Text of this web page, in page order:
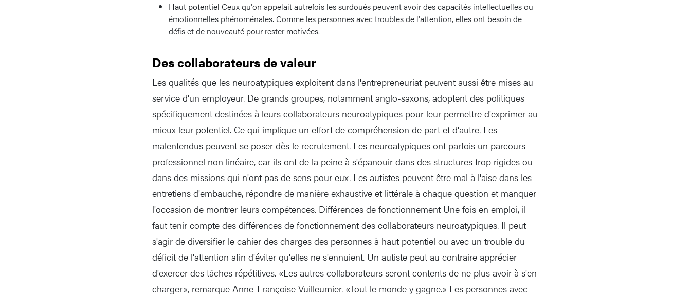
Haut potentiel Ceux qu'on appelait autrefois les surdoués peuvent avoir des capacités intellectuelles ou
émotionnelles phénoménales. Comme les personnes avec troubles de l'attention, elles ont besoin de
défis et de nouveauté pour rester motivées.
Des collaborateurs de valeur
Les qualités que les neuroatypiques exploitent dans l'entrepreneuriat peuvent aussi être mises au
service d'un employeur. De grands groupes, notamment anglo-saxons, adoptent des politiques
spécifiquement destinées à leurs collaborateurs neuroatypiques pour leur permettre d'exprimer au
mieux leur potentiel. Ce qui implique un effort de compréhension de part et d'autre. Les
malentendus peuvent se poser dès le recrutement. Les neuroatypiques ont parfois un parcours
professionnel non linéaire, car ils ont de la peine à s'épanouir dans des structures trop rigides ou
dans des missions qui n'ont pas de sens pour eux. Les autistes peuvent être mal à l'aise dans les
entretiens d'embauche, répondre de manière exhaustive et littérale à chaque question et manquer
l'occasion de montrer leurs compétences. Différences de fonctionnement Une fois en emploi, il
faut tenir compte des différences de fonctionnement des collaborateurs neuroatypiques. Il peut
s'agir de diversifier le cahier des charges des personnes à haut potentiel ou avec un trouble du
déficit de l'attention afin d'éviter qu'elles ne s'ennuient. Un autiste peut au contraire apprécier
d'exercer des tâches répétitives. «Les autres collaborateurs seront contents de ne plus avoir à s'en
charger», remarque Anne-Françoise Vuilleumier. «Tout le monde y gagne.» Les personnes avec